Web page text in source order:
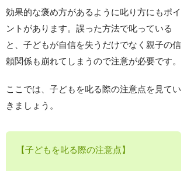
効果的な褒め方があるように叱り方にもポイ
ントがあります。誤った方法で叱っている
と、子どもが自信を失うだけでなく親子の信
頼関係も崩れてしまうので注意が必要です。
ここでは、子どもを叱る際の注意点を見てい
きましょう。
【子どもを叱る際の注意点】